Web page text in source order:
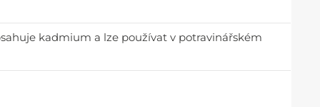
kadmium a lze používat v potravinářském